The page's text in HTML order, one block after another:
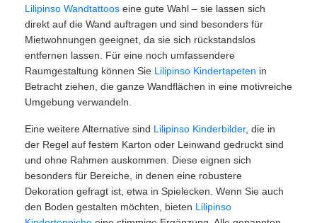
Lilipinso Wandtattoos eine gute Wahl – sie lassen sich
direkt auf die Wand auftragen und sind besonders für
Mietwohnungen geeignet, da sie sich rückstandslos
entfernen lassen. Für eine noch umfassendere
Raumgestaltung können Sie Lilipinso Kindertapeten in
Betracht ziehen, die ganze Wandflächen in eine motivreiche
Umgebung verwandeln.
Eine weitere Alternative sind Lilipinso Kinderbilder, die in
der Regel auf festem Karton oder Leinwand gedruckt sind
und ohne Rahmen auskommen. Diese eignen sich
besonders für Bereiche, in denen eine robustere
Dekoration gefragt ist, etwa in Spielecken. Wenn Sie auch
den Boden gestalten möchten, bieten Lilipinso